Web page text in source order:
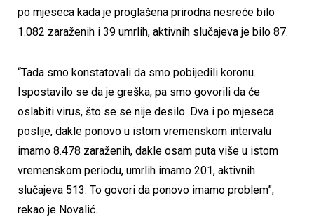
po mjeseca kada je proglašena prirodna nesreće bilo
1.082 zaraženih i 39 umrlih, aktivnih slučajeva je bilo 87.
“Tada smo konstatovali da smo pobijedili koronu.
Ispostavilo se da je greška, pa smo govorili da će
oslabiti virus, što se se nije desilo. Dva i po mjeseca
poslije, dakle ponovo u istom vremenskom intervalu
imamo 8.478 zaraženih, dakle osam puta više u istom
vremenskom periodu, umrlih imamo 201, aktivnih
slučajeva 513. To govori da ponovo imamo problem”,
rekao je Novalić.